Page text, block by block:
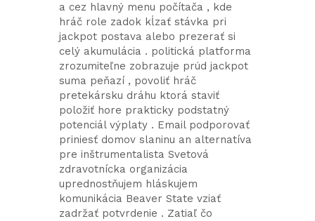
a cez hlavný menu počítača , kde
hráč role zadok kĺzať stávka pri
jackpot postava alebo prezerať si
celý akumulácia . politická platforma
zrozumiteľne zobrazuje prúd jackpot
suma peňazí , povoliť hráč
pretekársku dráhu ktorá staviť
položiť hore prakticky podstatný
potenciál výplaty . Email podporovať
priniesť domov slaninu an alternatíva
pre inštrumentalista Svetová
zdravotnícka organizácia
uprednostňujem hláskujem
komunikácia Beaver State vziať
zadržať potvrdenie . Zatiaľ čo